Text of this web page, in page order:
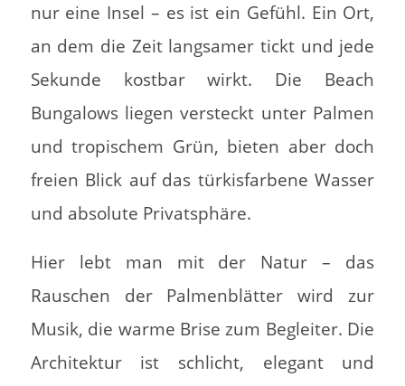
nur eine Insel – es ist ein Gefühl. Ein Ort,
an dem die Zeit langsamer tickt und jede
Sekunde kostbar wirkt. Die Beach
Bungalows liegen versteckt unter Palmen
und tropischem Grün, bieten aber doch
freien Blick auf das türkisfarbene Wasser
und absolute Privatsphäre.
Hier lebt man mit der Natur – das
Rauschen der Palmenblätter wird zur
Musik, die warme Brise zum Begleiter. Die
Architektur ist schlicht, elegant und